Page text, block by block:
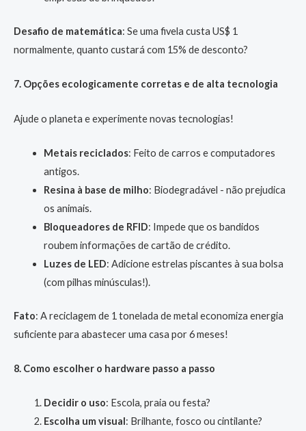
Desafio de matemática: Se uma fivela custa US$ 1
normalmente, quanto custará com 15% de desconto?
7. Opções ecologicamente corretas e de alta tecnologia
Ajude o planeta e experimente novas tecnologias!
Metais reciclados: Feito de carros e computadores
antigos.
Resina à base de milho: Biodegradável - não prejudica
os animais.
Bloqueadores de RFID: Impede que os bandidos
roubem informações de cartão de crédito.
Luzes de LED: Adicione estrelas piscantes à sua bolsa
(com pilhas minúsculas!).
Fato: A reciclagem de 1 tonelada de metal economiza energia
suficiente para abastecer uma casa por 6 meses!
8. Como escolher o hardware passo a passo
Decidir o uso: Escola, praia ou festa?
Escolha um visual: Brilhante, fosco ou cintilante?